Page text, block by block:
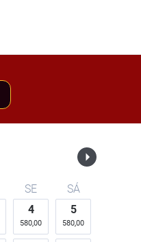
SE
SÁ
4
580,00
5
580,00